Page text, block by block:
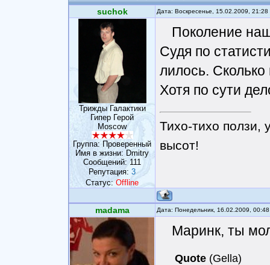
suchok Дата: Воскресенье, 15.02.2009,
Трижды Галактики
Гипер Герой
Moscow
Группа: Проверенный
Имя в жизни: Dmitry
Сообщений: 111
Репутация: 3
Статус:Offline
Поколение
Судя по
лилось. Сколько
Хотя по сути
Тихо-тихо ползи,
высот!
madama Дата: Понедельник, 16.02.2009,
Маринк, ты
Quote (Gella)